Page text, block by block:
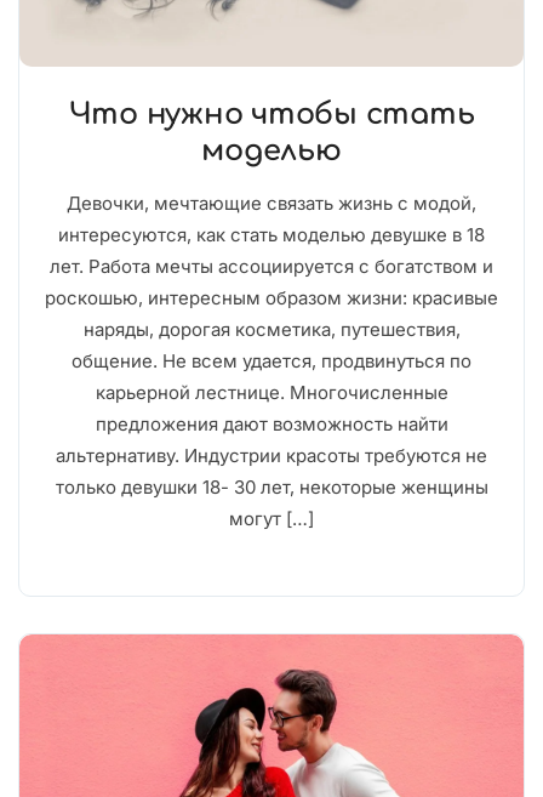
Что нужно чтобы стать
моделью
Девочки, мечтающие связать жизнь с модой,
интересуются, как стать моделью девушке в 18
лет. Работа мечты ассоциируется с богатством и
роскошью, интересным образом жизни: красивые
наряды, дорогая косметика, путешествия,
общение. Не всем удается, продвинуться по
карьерной лестнице. Многочисленные
предложения дают возможность найти
альтернативу. Индустрии красоты требуются не
только девушки 18- 30 лет, некоторые женщины
могут […]